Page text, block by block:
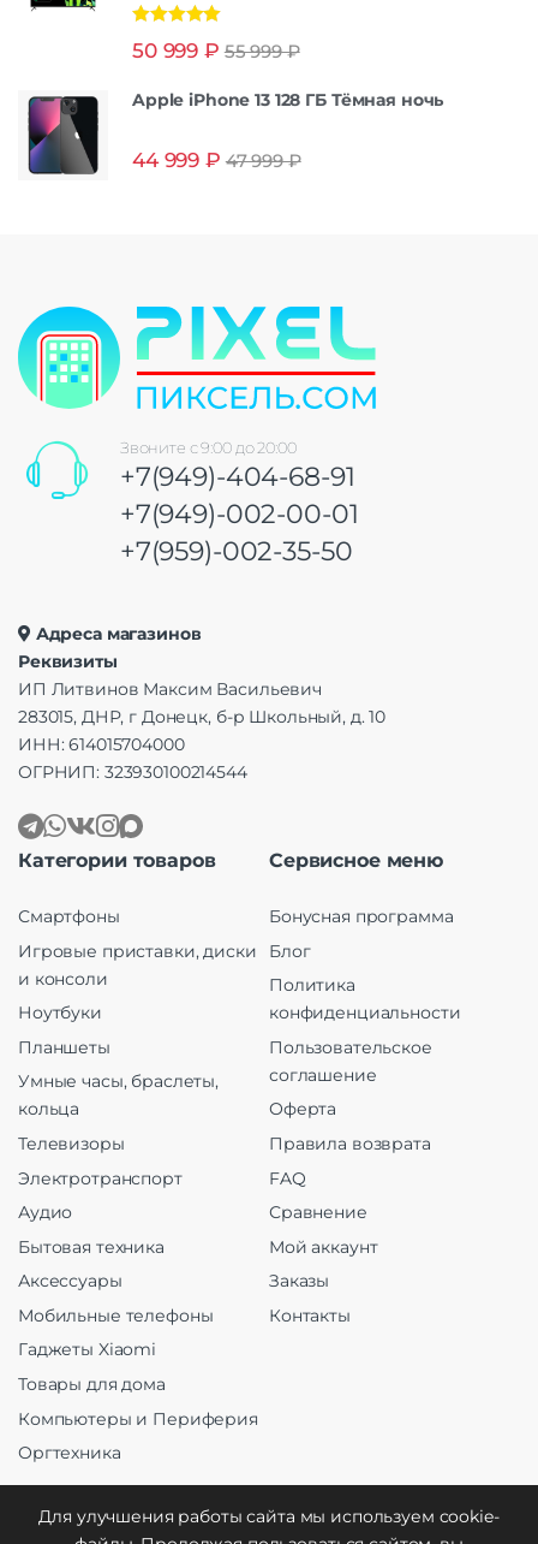
из 5
50 999 ₽ 55 999₽
Apple iPhone 13 128 ГБ Тёмная ночь
44 999 ₽ 47 999₽
Звоните с 9:00 до 20:00
+7(949)-404-68-91
+7(949)-002-00-01
+7(959)-002-35-50
Адреса магазинов
Реквизиты
ИП Литвинов Максим Васильевич
283015, ДНР, г Донецк, б-р Школьный, д. 10
ИНН: 614015704000
ОГРНИП: 323930100214544
Категории товаров
Смартфоны
Игровые приставки, диски
и консоли
Ноутбуки
Планшеты
Умные часы, браслеты,
кольца
Телевизоры
Электротранспорт
Аудио
Бытовая техника
Аксессуары
Мобильные телефоны
Гаджеты Xiaomi
Товары для дома
Компьютеры и Периферия
Оргтехника
Сервисное меню
Бонусная программа
Блог
Политика
конфиденциальности
Пользовательское
соглашение
Оферта
Правила возврата
FAQ
Сравнение
Мой аккаунт
Заказы
Контакты
Для улучшения работы сайта мы используем cookie-